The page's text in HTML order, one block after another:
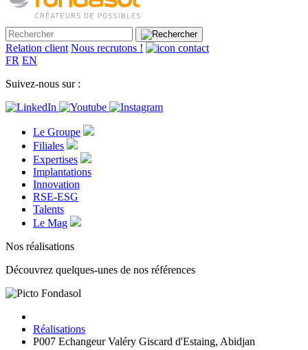
Relation client Nous recrutons !
FR EN
Suivez-nous sur :
Le Groupe
Filiales
Expertises
Implantations
Innovation
RSE-ESG
Talents
Le Mag
Nos réalisations
Découvrez quelques-unes de nos références
Réalisations
P007 Echangeur Valéry Giscard d'Estaing, Abidjan